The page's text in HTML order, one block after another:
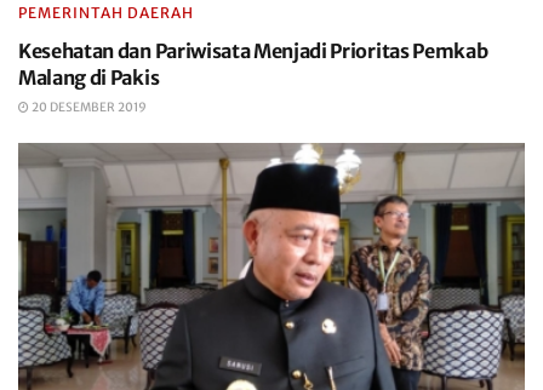
PEMERINTAH DAERAH
Kesehatan dan Pariwisata Menjadi Prioritas Pemkab
Malang di Pakis
20 DESEMBER 2019